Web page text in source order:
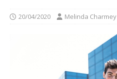
20/04/2020 Melinda Charmey